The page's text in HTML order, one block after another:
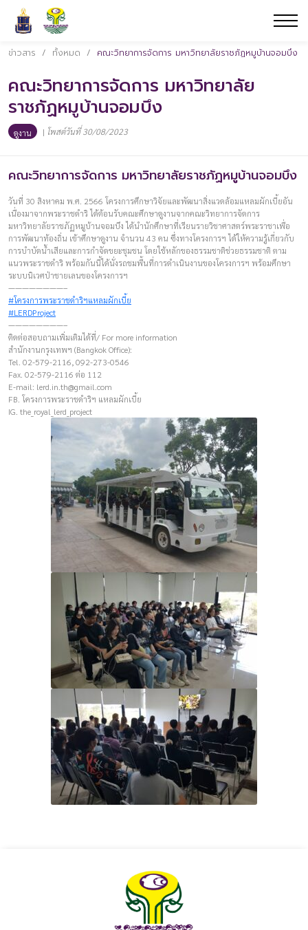
ข่าวสาร / ทั้งหมด / คณะวิทยาการจัดการ มหาวิทยาลัยราชภัฏหมูบ้านจอมบึง
คณะวิทยาการจัดการ มหาวิทยาลัย
ราชภัฏหมูบ้านจอมบึง
ดูงาน | โพสต์วันที่ 30/08/2023
คณะวิทยาการจัดการ มหาวิทยาลัยราชภัฏหมูบ้านจอมบึง
วันที่ 30 สิงหาคม พ.ศ. 2566 โครงการศึกษาวิจัยและพัฒนาสิ่งแวดล้อมแหลมผักเบี้ยอัน
เนื่องมาจากพระราชดำริ ได้ต้อนรับคณะศึกษาดูงานจากคณะวิทยาการจัดการ
มหาวิทยาลัยราชภัฏหมูบ้านจอมบึง ได้นำนักศึกษาที่เรียนรายวิชาศาสตร์พระราชาเพื่อ
การพัฒนาท้องถิ่น เข้าศึกษาดูงาน จำนวน 43 คน ซึ่งทางโครงการฯ ได้ให้ความรู้เกี่ยวกับ
การบำบัดน้ำเสียและการกำจัดขยะชุมชน โดยใช้หลักของธรรมชาติช่วยธรรมชาติ ตาม
แนวพระราชดำริ พร้อมกันนี้ได้นั่งรถชมพื้นที่การดำเนินงานของโครงการฯ พร้อมศึกษา
ระบบนิเวศป่าชายเลนของโครงการฯ
————————–
#โครงการพระราชดำริฯแหลมผักเบี้ย
#LERDProject
————————–
ติดต่อสอบถามเพิ่มเติมได้ที่/ For more information
สำนักงานกรุงเทพฯ (Bangkok Office):
Tel. 02-579-2116, 092-273-0546
Fax. 02-579-2116 ต่อ 112
E-mail: lerd.in.th@gmail.com
FB. โครงการพระราชดำริฯ แหลมผักเบี้ย
IG. the_royal_lerd_project